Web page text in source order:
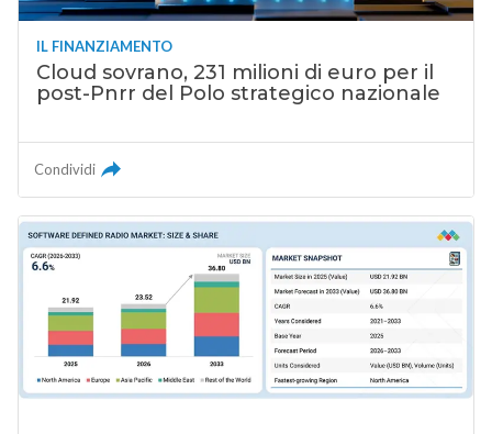
IL FINANZIAMENTO
Cloud sovrano, 231 milioni di euro per il
post-Pnrr del Polo strategico nazionale
Condividi